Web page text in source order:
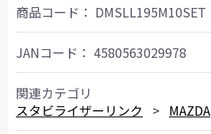
商品コード： DMSLL195M10SET
JANコード： 4580563029978
関連カテゴリ
スタビライザーリンク
MAZDA